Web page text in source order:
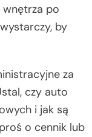
po
by
za
czy auto
i jak są
o cennik lub